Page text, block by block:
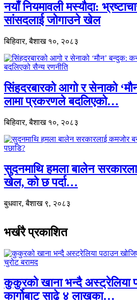
नयाँ नियमावली मस्यौदा:
सांसदलाई जोगाउने खेल
बिहिवार, बैशाख १०, २०८३
सिंहदरबारको आगो र सेनाको
लामा प्रकरणले बदलिएको…
बिहिवार, बैशाख १०, २०८३
सुदनमाथि हमला बालेन
खेल, को छ पर्दा…
बुधवार, बैशाख ९, २०८३
भर्खरै प्रकाशित
कुकुरको खाना भन्दै अस्ट्रेलिया
कार्गोबाट साढे ४ लाखका…